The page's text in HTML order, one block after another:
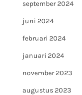
september 2024
juni 2024
februari 2024
januari 2024
november 2023
augustus 2023